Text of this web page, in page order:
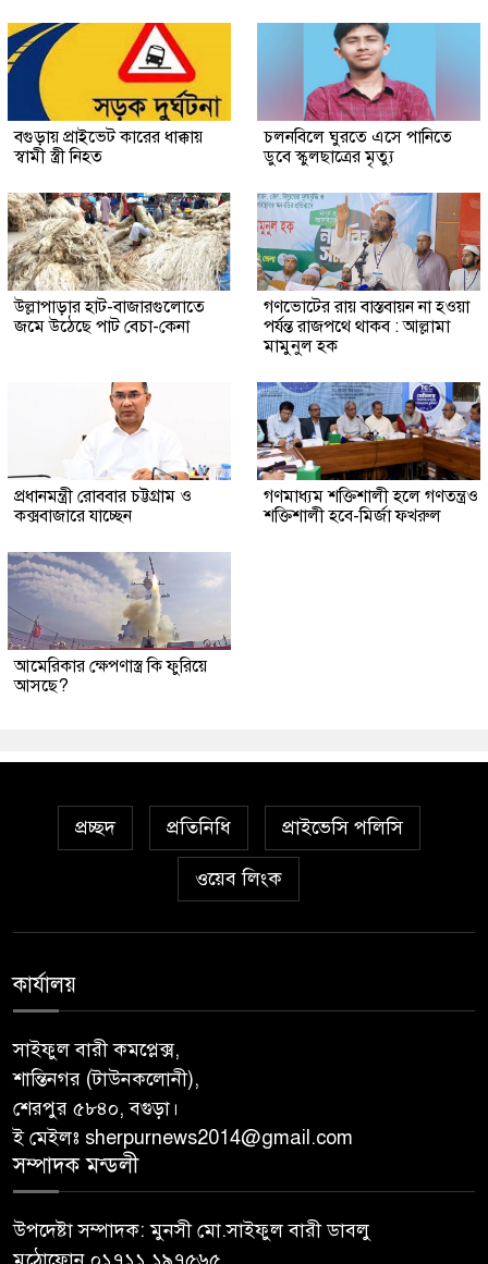
বগুড়ায় প্রাইভেট কারের ধাক্কায়
স্বামী স্ত্রী নিহত
চলনবিলে ঘুরতে এসে পানিতে
ডুবে স্কুলছাত্রের মৃত্যু
উল্লাপাড়ার হাট-বাজারগুলোতে
জমে উঠেছে পাট বেচা-কেনা
গণভোটের রায় বাস্তবায়ন না হওয়া
পর্যন্ত রাজপথে থাকব : আল্লামা
মামুনুল হক
প্রধানমন্ত্রী রোববার চট্টগ্রাম ও
কক্সবাজারে যাচ্ছেন
গণমাধ্যম শক্তিশালী হলে গণতন্ত্রও
শক্তিশালী হবে-মির্জা ফখরুল
আমেরিকার ক্ষেপণাস্ত্র কি ফুরিয়ে
আসছে?
প্রচ্ছদ প্রতিনিধি প্রাইভেসি পলিসি
ওয়েব লিংক
কার্যালয়
সাইফুল বারী কমপ্লেক্স,
শান্তিনগর (টাউনকলোনী),
শেরপুর ৫৮৪০, বগুড়া।
ই মেইলঃ sherpurnews2014@gmail.com
সম্পাদক মন্ডলী
উপদেষ্টা সম্পাদক: মুনসী মো.সাইফুল বারী ডাবলু